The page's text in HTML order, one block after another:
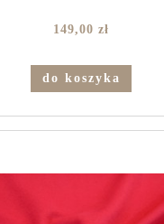
149,00 zł
do koszyka